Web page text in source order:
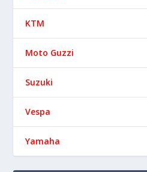
KTM
Moto Guzzi
Suzuki
Vespa
Yamaha